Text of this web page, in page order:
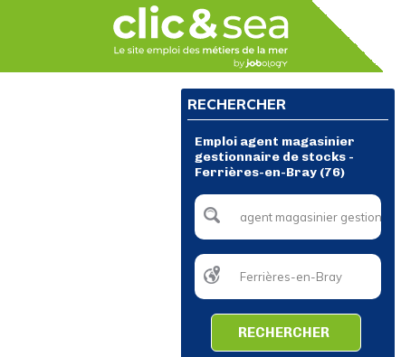
RECHERCHER
Emploi agent magasinier
gestionnaire de stocks -
Ferrières-en-Bray (76)
RECHERCHER